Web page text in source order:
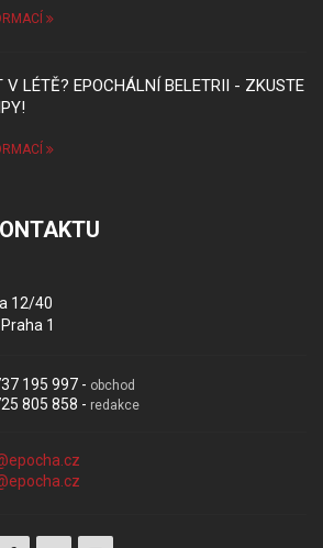
V LÉTĚ? EPOCHÁLNÍ BELETRII - ZKUSTE
12/40
1
195 997 - obchod
805 858 - redakce